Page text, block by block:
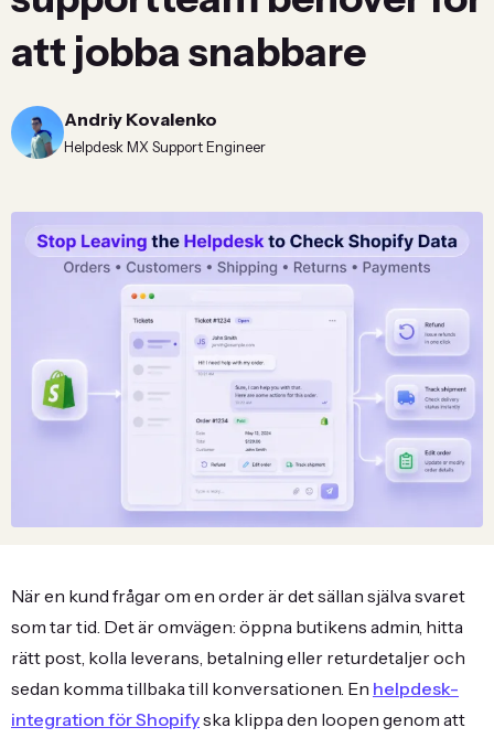
att jobba snabbare
Andriy Kovalenko
Helpdesk MX Support Engineer
När en kund frågar om en order är det sällan själva svaret
som tar tid. Det är omvägen: öppna butikens admin, hitta
rätt post, kolla leverans, betalning eller returdetaljer och
sedan komma tillbaka till konversationen. En helpdesk-
integration för Shopifyska klippa den loopen genom att